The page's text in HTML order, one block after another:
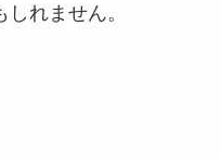
れません。